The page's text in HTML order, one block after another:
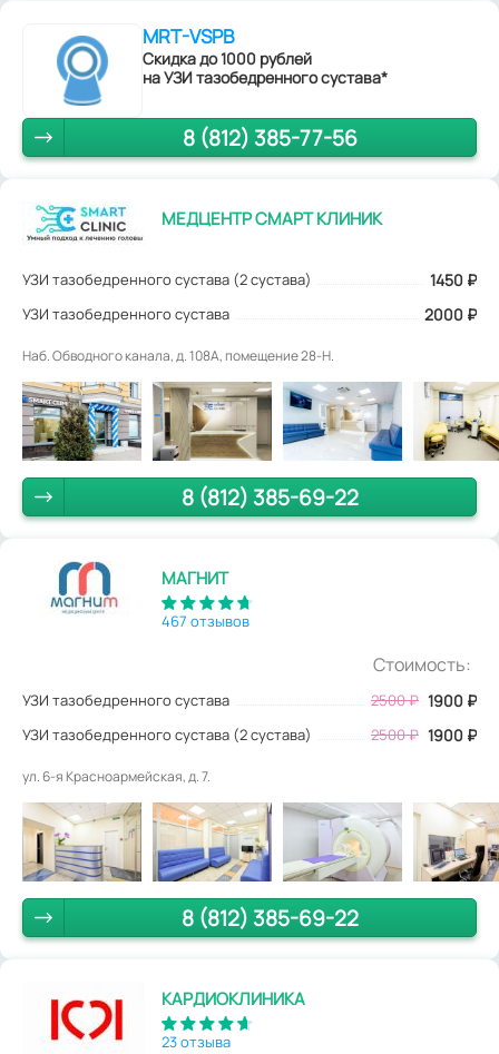
MRT-VSPB
Скидка до 1000 рублей
на УЗИ тазобедренного сустава*
8 (812) 385-77-56
МЕДЦЕНТР СМАРТ КЛИНИК
УЗИ тазобедренного сустава (2 сустава) 1450 ₽
УЗИ тазобедренного сустава 2000 ₽
Наб. Обводного канала, д. 108А, помещение 28-Н.
8 (812) 385-69-22
МАГНИТ
467 отзывов
Стоимость:
УЗИ тазобедренного сустава 2500₽ 1900 ₽
УЗИ тазобедренного сустава (2 сустава) 2500 ₽ 1900 ₽
ул. 6-я Красноармейская, д. 7.
8 (812) 385-69-22
КАРДИОКЛИНИКА
23 отзыва